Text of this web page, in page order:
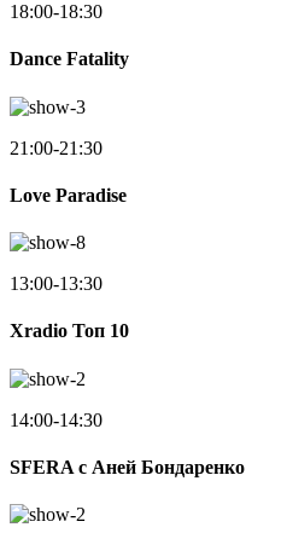
18:00-18:30
Dance Fatality
21:00-21:30
Love Paradise
13:00-13:30
Xradio Топ 10
14:00-14:30
SFERA с Аней Бондаренко